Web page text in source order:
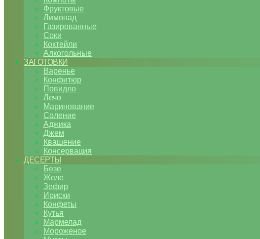
Фруктовые
Лимонад
Газированные
Соки
Коктейли
Алкогольные
ЗАГОТОВКИ
Варенье
Конфитюр
Повидло
Лечо
Маринование
Соление
Аджика
Джем
Квашение
Консервация
ДЕСЕРТЫ
Безе
Желе
Зефир
Ириски
Конфеты
Кутья
Мармелад
Мороженое